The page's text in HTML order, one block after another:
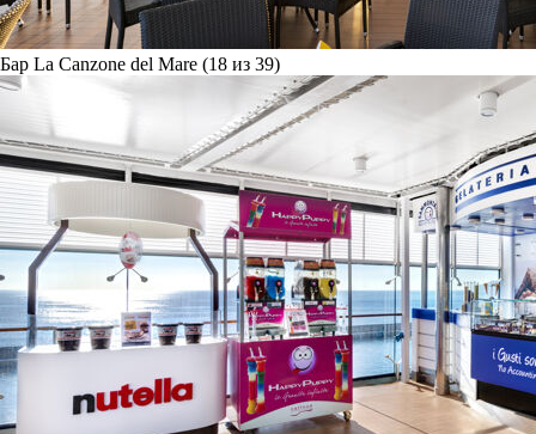
Бар La Canzone del Mare (18 из 39)